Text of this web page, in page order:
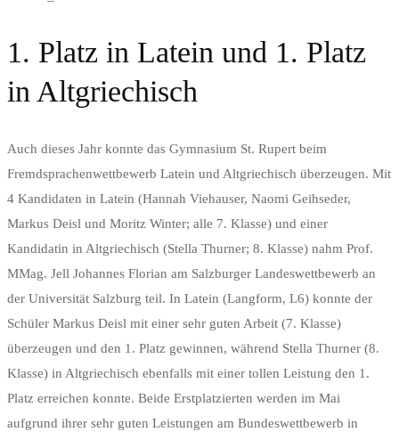
1. Platz in Latein und 1. Platz
in Altgriechisch
Auch dieses Jahr konnte das Gymnasium St. Rupert beim
Fremdsprachenwettbewerb Latein und Altgriechisch überzeugen. Mit
4 Kandidaten in Latein (Hannah Viehauser, Naomi Geihseder,
Markus Deisl und Moritz Winter; alle 7. Klasse) und einer
Kandidatin in Altgriechisch (Stella Thurner; 8. Klasse) nahm Prof.
MMag. Jell Johannes Florian am Salzburger Landeswettbewerb an
der Universität Salzburg teil. In Latein (Langform, L6) konnte der
Schüler Markus Deisl mit einer sehr guten Arbeit (7. Klasse)
überzeugen und den 1. Platz gewinnen, während Stella Thurner (8.
Klasse) in Altgriechisch ebenfalls mit einer tollen Leistung den 1.
Platz erreichen konnte. Beide Erstplatzierten werden im Mai
aufgrund ihrer sehr guten Leistungen am Bundeswettbewerb in